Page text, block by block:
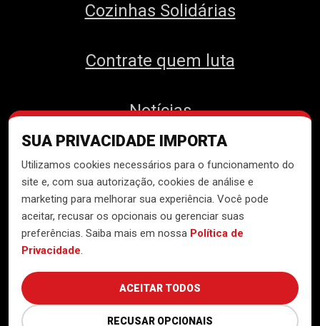
SUA PRIVACIDADE IMPORTA
Utilizamos cookies necessários para o funcionamento do
site e, com sua autorização, cookies de análise e
marketing para melhorar sua experiência. Você pode
aceitar, recusar os opcionais ou gerenciar suas
preferências. Saiba mais em nossa Política de
Privacidade.
ACEITAR TODOS
RECUSAR OPCIONAIS
Cozinhas Solidárias
Contrate quem luta
Notícias
Contato
Desenvolvido peloNúcleo de
Tecnologia do MTST